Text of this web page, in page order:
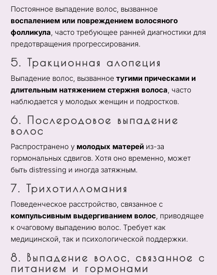
Постоянное выпадение волос, вызванное
воспалением или повреждением волосяного
фолликула, часто требующее ранней диагностики для
предотвращения прогрессирования.
5. Тракционная алопеция
Выпадение волос, вызванноетугими прическами и
длительным натяжением стержня волоса, часто
наблюдается у молодых женщин и подростков.
6. Послеродовое выпадение
волос
Распространено у молодых матерей из-за
гормональных сдвигов. Хотя оно временно, может
быть distressing и иногда затяжным.
7. Трихотилломания
Поведенческое расстройство, связанное с
компульсивным выдергиванием волос, приводящее
к очаговому выпадению волос. Требует как
медицинской, так и психологической поддержки.
8. Выпадение волос, связанное с
питанием и гормонами